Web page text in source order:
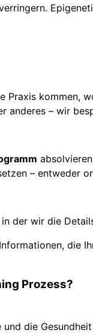
Praxis kommen,
– wir
– entweder
der wir die
die
Prozess?
die